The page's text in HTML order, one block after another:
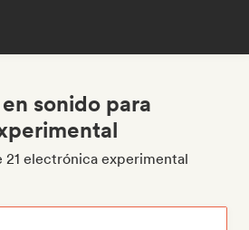
sonido para
21 electrónica experimental